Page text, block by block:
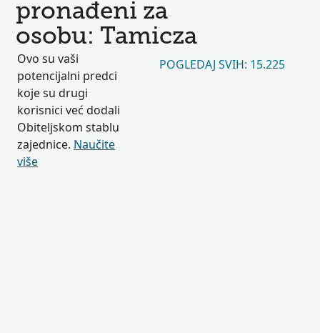
pronađeni za
osobu: Tamicza
Ovo su vaši
potencijalni predci
koje su drugi
korisnici već dodali
Obiteljskom stablu
zajednice. Naučite
više
POGLEDAJ SVIH: 15.225